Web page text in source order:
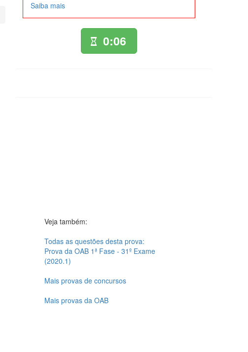
Saiba mais
0:06
Veja também:
Todas as questões desta prova:
Prova da OAB 1ª Fase - 31º Exame
(2020.1)
Mais provas de concursos
Mais provas da OAB